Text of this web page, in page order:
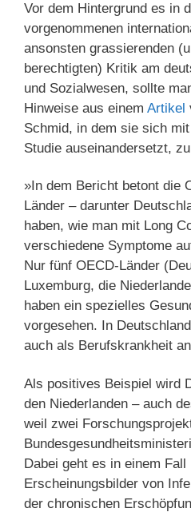
Vor dem Hintergrund es in
vorgenommenen
ansonsten grassierenden
berechtigten) Kritik am
und Sozialwesen, sollte
Hinweise aus einem Artikel
Schmid, in dem sie sich
Studie auseinandersetzt,
»In dem Bericht betont die
Länder – darunter
haben, wie man mit Long
verschiedene Symptome
Nur fünf OECD-Länder
Luxemburg, die
haben ein spezielles
vorgesehen. In
auch als Berufskrankheit
Als positives Beispiel wird
den Niederlanden – auch
weil zwei
Dabei geht es in einem
Erscheinungsbilder von
der chronischen